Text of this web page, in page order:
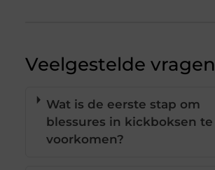
Veelgestelde vragen
Wat is de eerste stap om
blessures in kickboksen te
voorkomen?